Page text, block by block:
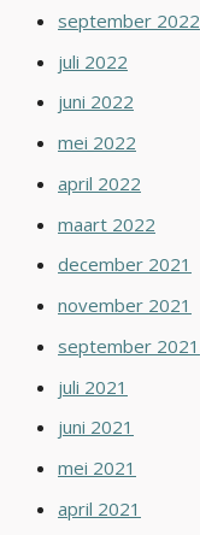
september 2022
juli 2022
juni 2022
mei 2022
april 2022
maart 2022
december 2021
november 2021
september 2021
juli 2021
juni 2021
mei 2021
april 2021